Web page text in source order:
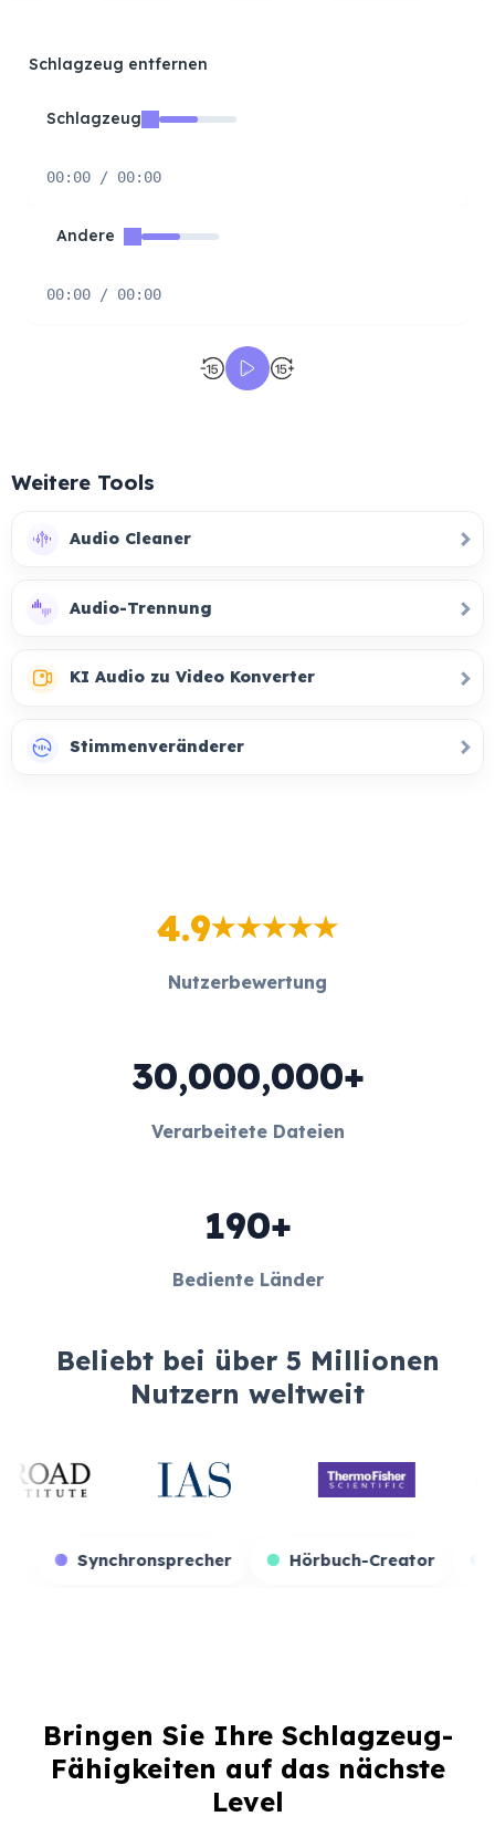
Schlagzeug entfernen
Schlagzeug
00:00 / 00:00
Andere
00:00 / 00:00
Weitere Tools
Audio Cleaner
Audio-Trennung
KI Audio zu Video Konverter
Stimmenveränderer
4.9
Nutzerbewertung
30,000,000+
Verarbeitete Dateien
190+
Bediente Länder
Beliebt bei über 5 Millionen
Nutzern weltweit
Game-Streamer Synchronsprecher
Bringen Sie Ihre Schlagzeug-
Fähigkeiten auf das nächste
Level